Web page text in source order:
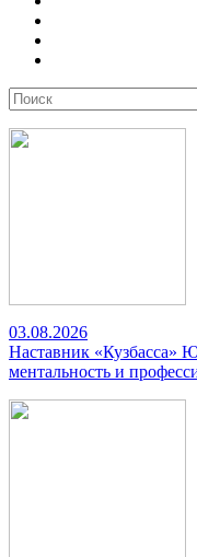
03.08.2026
Наставник «Кузбасса»
ментальность и